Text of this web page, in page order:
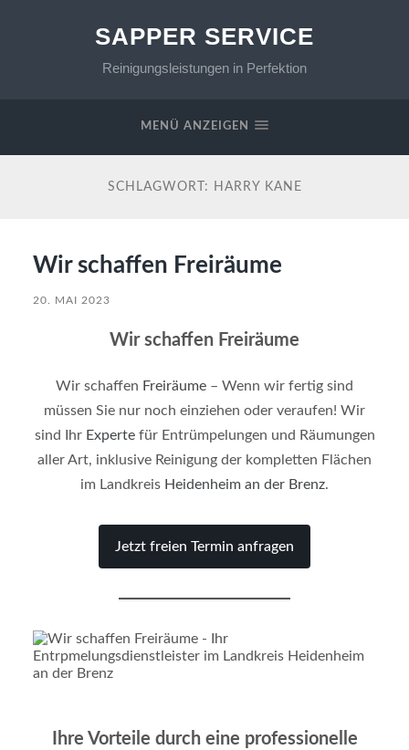
SAPPER SERVICE
Reinigungsleistungen in Perfektion
MENÜ ANZEIGEN
SCHLAGWORT: HARRY KANE
Wir schaffen Freiräume
20. MAI 2023
Wir schaffen Freiräume
Wir schaffen Freiräume – Wenn wir fertig sind
müssen Sie nur noch einziehen oder veraufen! Wir
sind Ihr Expertefür Entrümpelungen und Räumungen
aller Art, inklusive Reinigung der kompletten Flächen
im Landkreis Heidenheim an der Brenz.
Jetzt freien Termin anfragen
Ihre Vorteile durch eine professionelle